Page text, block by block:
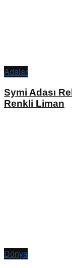
Adalar
Symi Adası
Renkli Liman
Dünya